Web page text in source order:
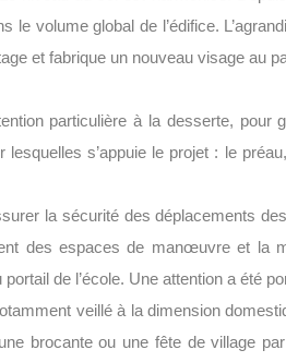
le volume global de l’édifice.
et fabrique un nouveau visage au
particulière à la desserte, pour
s’appuie le projet : le
la sécurité des déplacements
des espaces de manœuvre et la
de l’école. Une attention a été
veillé à la dimension
brocante ou une fête de village